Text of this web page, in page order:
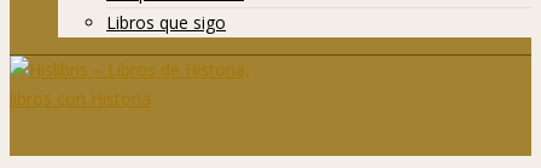
Libros que sigo